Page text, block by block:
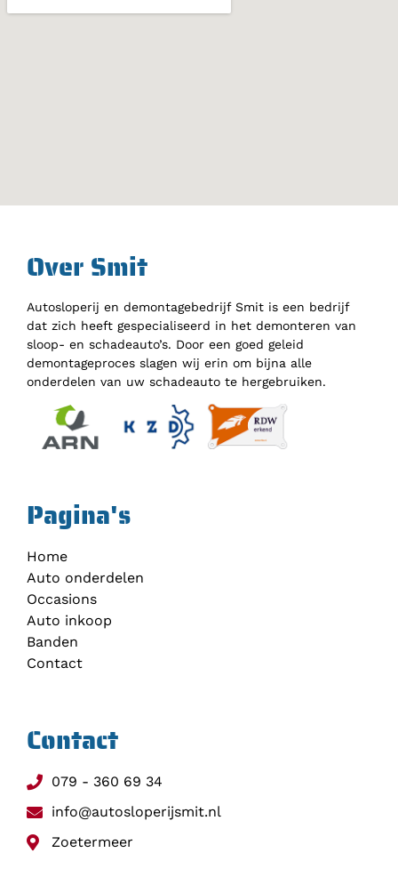
Over Smit
Autosloperij en demontagebedrijf Smit is een bedrijf
dat zich heeft gespecialiseerd in het demonteren van
sloop- en schadeauto’s. Door een goed geleid
demontageproces slagen wij erin om bijna alle
onderdelen van uw schadeauto te hergebruiken.
Pagina's
Home
Auto onderdelen
Occasions
Auto inkoop
Banden
Contact
Contact
079 - 360 69 34
info@autosloperijsmit.nl
Zoetermeer